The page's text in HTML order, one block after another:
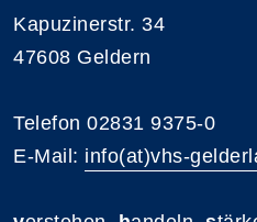
Kapuzinerstr. 34
47608 Geldern
Telefon 02831 9375-0
E-Mail: info(at)vhs-